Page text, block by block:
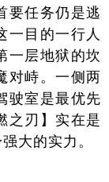
要任务仍是逃
一目的一行人
一层地狱的坎
对峙。一侧两
驶室是最优先
之刃】实在是
大的实力。